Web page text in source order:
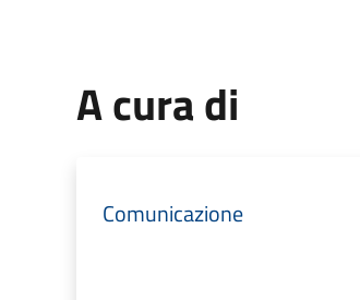
A cura di
Comunicazione